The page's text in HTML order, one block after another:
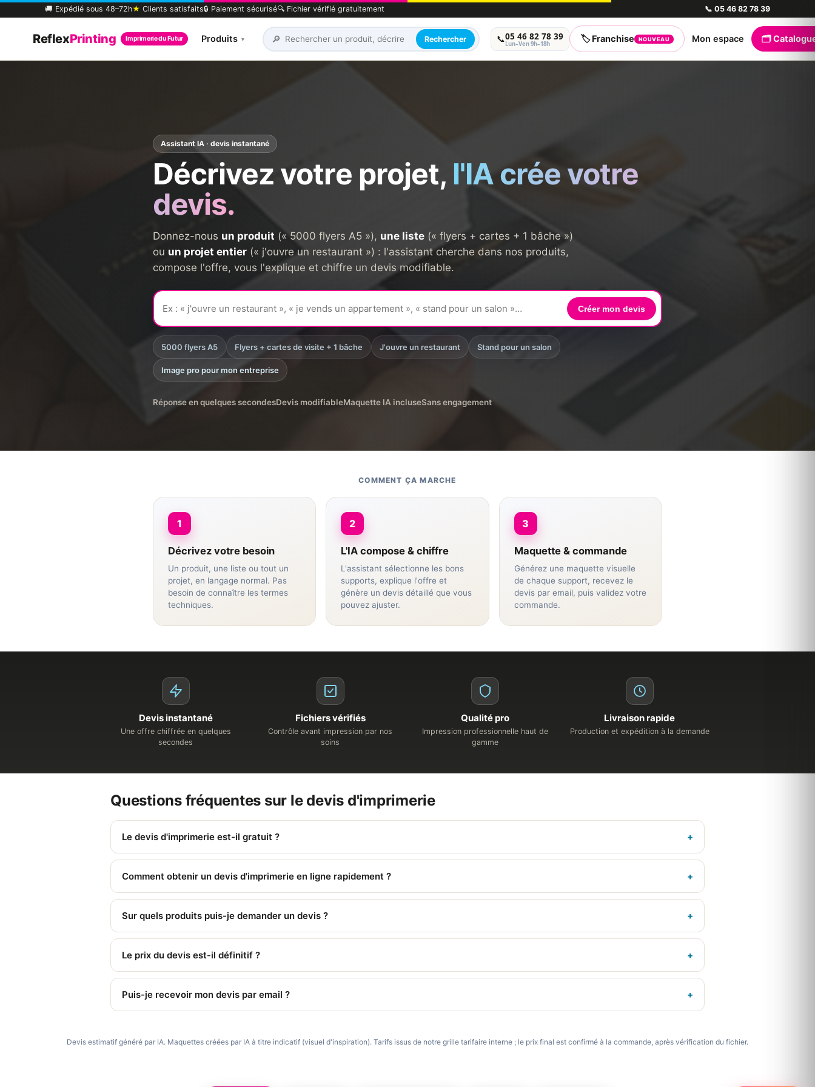
🚚 Expédié sous 48–72h★ Clients satisfaits🔒 Paiement sécurisé🔍 Fichier vérifié gratuitement 📞 05 46 82 78 39
ReflexPrinting Imprimerie du Futur Produits ▾ 🔎 Rechercher 📞05 46 82 78 39
Lun–Ven 9h–18h 🏷️ Franchise NOUVEAU Mon espace 🗂️
Assistant IA · devis instantané
Décrivez votre projet, l'IA crée votre
devis.
Donnez-nous un produit (« 5000 flyers A5 »), une liste (« flyers + cartes + 1 bâche »)
ou un projet entier (« j'ouvre un restaurant ») : l'assistant cherche dans nos produits,
compose l'offre, vous l'explique et chiffre un devis modifiable.
Créer mon devis
5000 flyers A5 Flyers + cartes de visite + 1 bâche J'ouvre un restaurant Stand pour un salon
Image pro pour mon entreprise
Réponse en quelques secondesDevis modifiableMaquette IA incluseSans engagement
COMMENT ÇA MARCHE
1
Décrivez votre besoin
Un produit, une liste ou tout un
projet, en langage normal. Pas
besoin de connaître les termes
techniques.
2
L'IA compose & chiffre
L'assistant sélectionne les bons
supports, explique l'offre et
génère un devis détaillé que vous
pouvez ajuster.
3
Maquette & commande
Générez une maquette visuelle
de chaque support, recevez le
devis par email, puis validez votre
commande.
Devis instantané
Une offre chiffrée en quelques
secondes
Fichiers vérifiés
Contrôle avant impression par nos
soins
Qualité pro
Impression professionnelle haut de
gamme
Livraison rapide
Production et expédition à la demande
Questions fréquentes sur le devis d'imprimerie
Le devis d'imprimerie est-il gratuit ?
Comment obtenir un devis d'imprimerie en ligne rapidement ?
Sur quels produits puis-je demander un devis ?
Le prix du devis est-il définitif ?
Puis-je recevoir mon devis par email ?
Devis estimatif généré par IA. Maquettes créées par IA à titre indicatif (visuel d'inspiration). Tarifs issus de notre grille tarifaire interne ; le prix final est confirmé à la commande, après vérification du fichier.